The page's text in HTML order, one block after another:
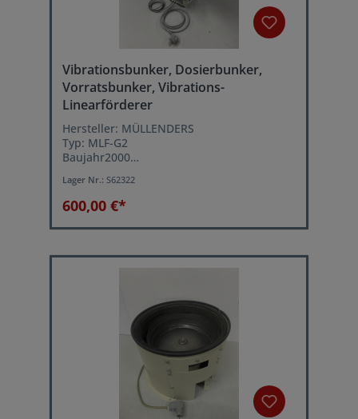
Vibrationsbunker, Dosierbunker,
Vorratsbunker, Vibrations-
Linearförderer
Hersteller: MÜLLENDERS
Typ: MLF-G2
Baujahr2000
Schwingfrequenz: 6000 Hz.
Netzanschluss: 230 Volt, 50 Hz
Lager Nr.: S62322
600,00 €*